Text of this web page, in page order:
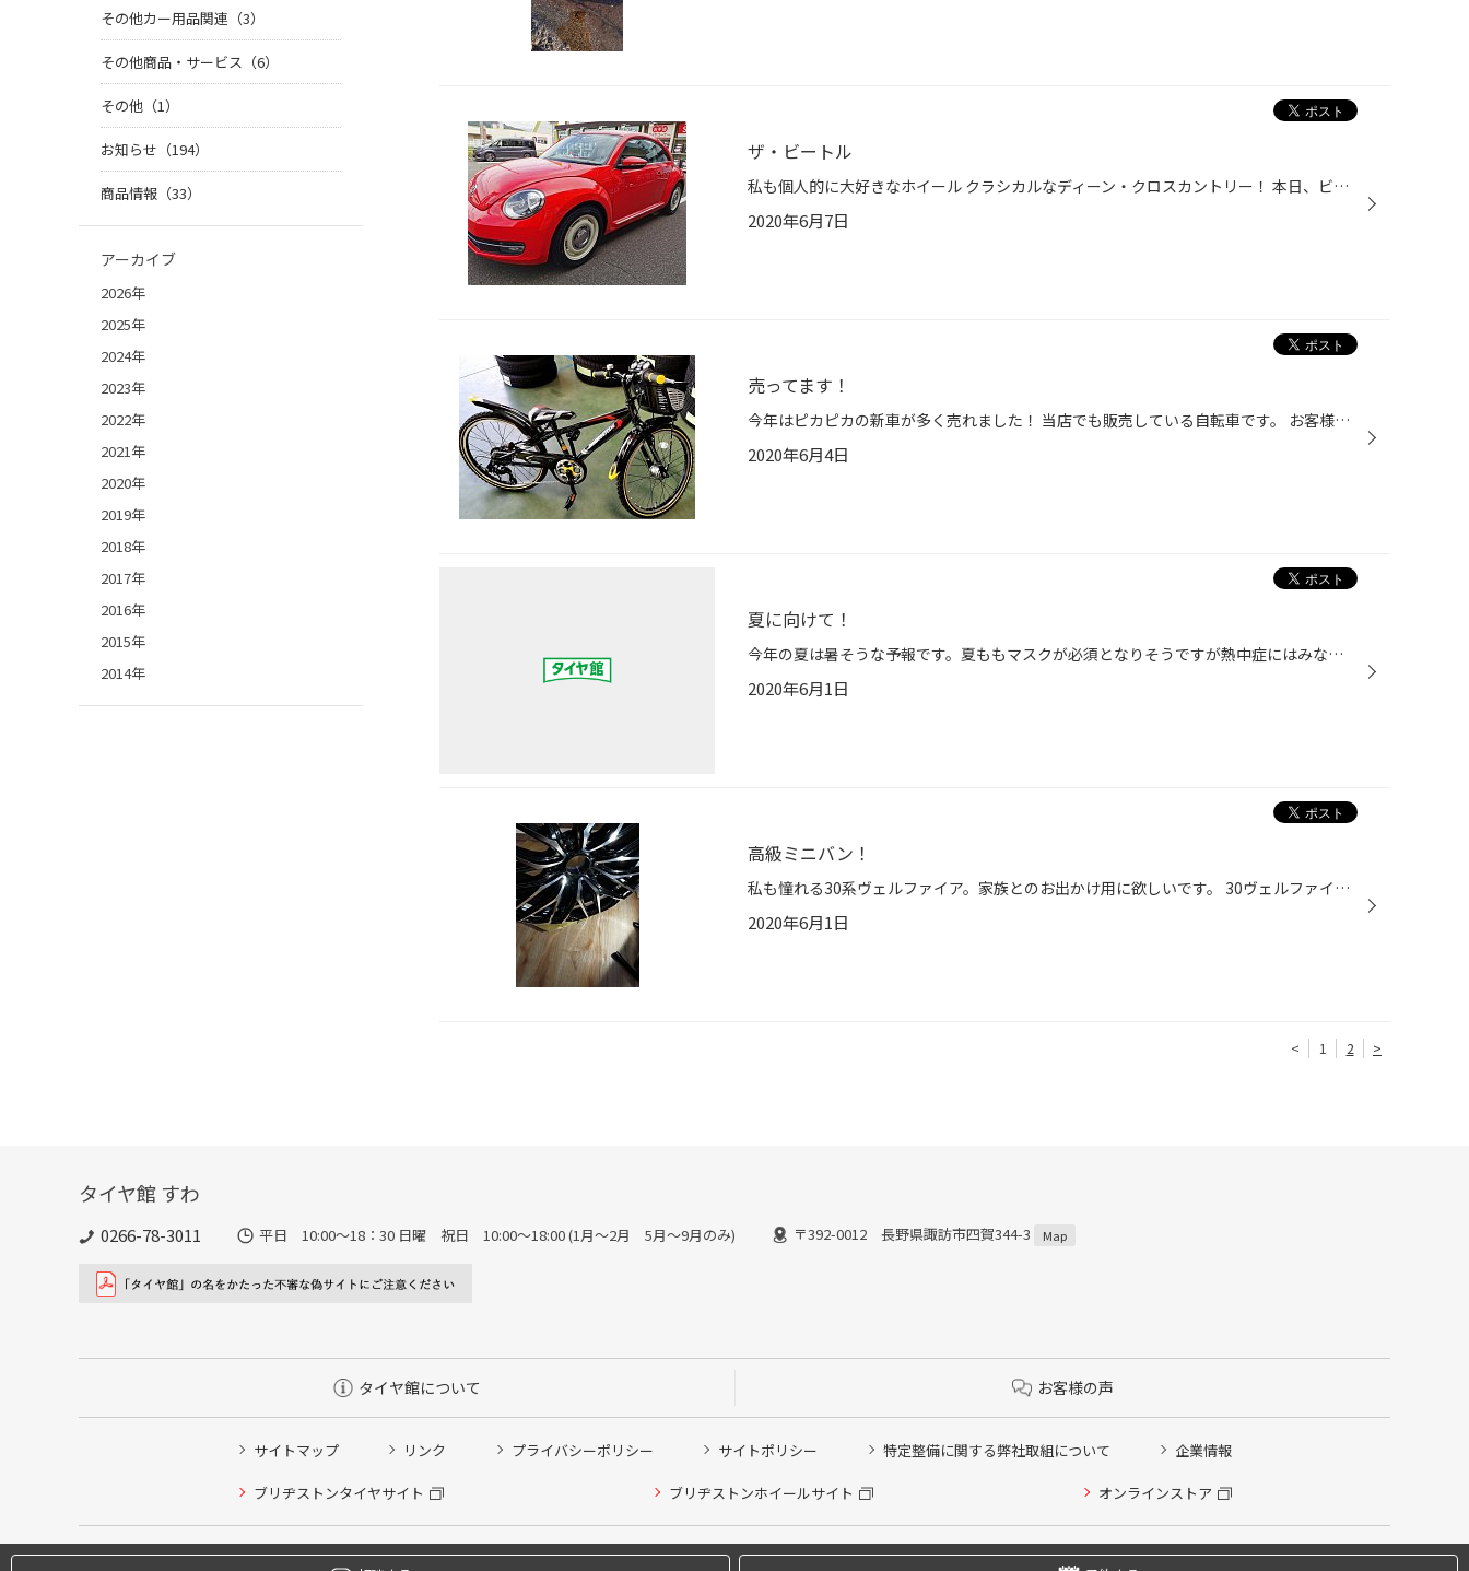
ザ・ビートル
私も個人的に大好きなホイール クラシカルなディーン・クロスカントリー！ 本日、ビートルに装着です！ 赤にはホワイトのディーン・クロスカントリーが似合います！ オーナーのT様より私がテンション上がっちゃいました！ 色々と悩んだT様でしたがディーンで間違い無しだと思います！ やっぱりおし...
2020年6月7日
売ってます！
今年はピカピカの新車が多く売れました！ 当店でも販売している自転車です。 お客様から問い合わせがあれば、お取り寄せさせて頂き納車させて頂いてます！ 電動アシストからキッズ用まで！ こちらキッズ用『クロスファイヤーｊｒ 22インチ』 ブリヂストン自転車販売出来ます！
2020年6月4日
夏に向けて！
今年の夏は暑そうな予報です。夏ももマスクが必須となりそうですが熱中症にはみなさん気をつけてください！ 当店でもこの時期から残暑の残る９月まで大活躍の作業が『カー・エアコンクリーニング』です。 通常、エアコンの効きが悪いとエアコンのガス補充を実施されると思いますが、車種によってガ...
2020年6月1日
高級ミニバン！
私も憧れる30系ヴェルファイア。家族とのお出かけ用に欲しいです。 30ヴェルファイヤにNEWアルミ・NEWタイヤを付けます！ その前にガラスコーティングをするぜ！ オーナー様がホイールの汚れを気にされていましたのでホイールガラスコーティング施工させて頂きました。 ガラスコーティングすると汚...
2020年6月1日
< 1 2 >
その他カー用品関連（3）
その他商品・サービス（6）
その他（1）
お知らせ（194）
商品情報（33）
アーカイブ
2026年
2025年
2024年
2023年
2022年
2021年
2020年
2019年
2018年
2017年
2016年
2015年
2014年
タイヤ館 すわ
0266-78-3011 平日 10:00〜18：30 日曜 祝日 10:00〜18:00 (1月〜2月 5月〜9月のみ) 〒392-0012 長野県諏訪市四賀344-3 Map
タイヤ館について お客様の声
サイトマップ リンク プライバシーポリシー サイトポリシー 特定整備に関する弊社取組について 企業情報
ブリヂストンタイヤサイト ブリヂストンホイールサイト オンラインストア
タイヤ点検・安全点検/タイヤ履き替え/オイル交換/その他ピット作業の予約
クローク契約会員専用タイヤ履き替え※タイヤ履き替えを希望のクローク契約会員の方はこちらを選択ください